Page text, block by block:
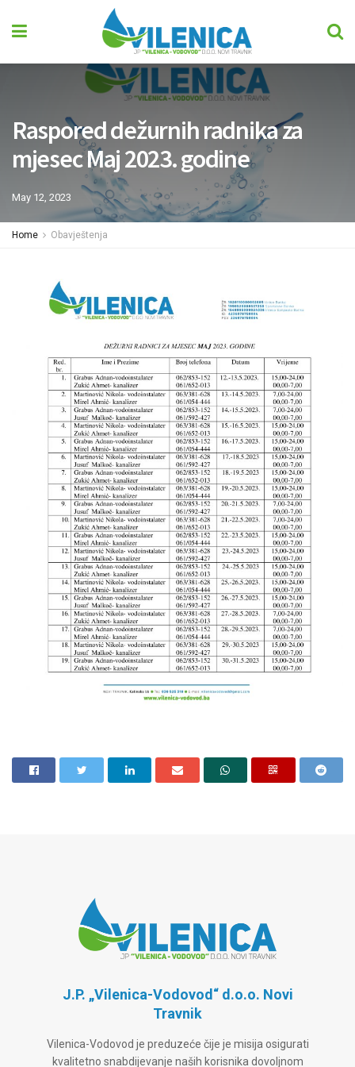
Raspored dežurnih radnika za
mjesec Maj 2023. godine
May 12, 2023
Home Obavještenja
J.P. „Vilenica-Vodovod“ d.o.o. Novi
Travnik
Vilenica-Vodovod je preduzeće čije je misija osigurati
kvalitetno snabdijevanje naših korisnika dovoljnom